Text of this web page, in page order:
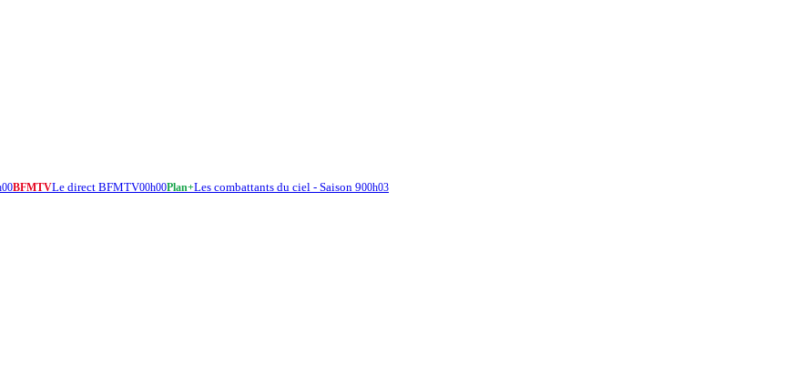
BFMTVLe direct BFMTV00h00Plan+Les combattants du ciel - Saison 900h03